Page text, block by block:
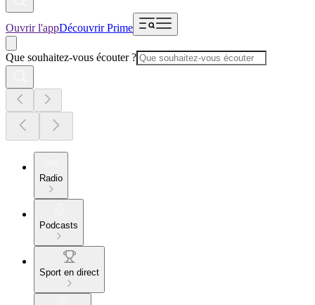
Ouvrir l'appDécouvrir Prime
Que souhaitez-vous écouter ?
Radio
Podcasts
Sport en direct